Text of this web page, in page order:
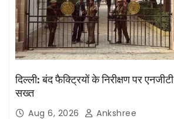
दिल्ली: बंद फैक्ट्रियों के निरीक्षण पर एनजीटी
सख्त
Aug 6, 2026 Ankshree